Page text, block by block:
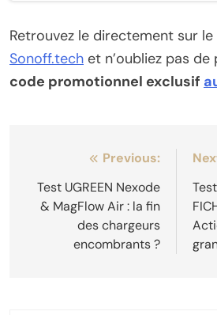
Retrouvez le directement sur
Sonoff.tech et n’oubliez pas
code promotionnel exclusif
Navigation
de
l’article
Previous:
Test UGREEN Nexode
& MagFlow Air : la fin
des chargeurs
encombrants ?